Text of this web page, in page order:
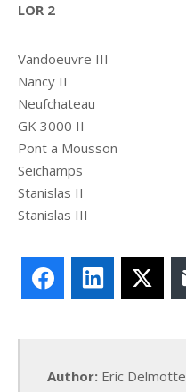
LOR 2
Vandoeuvre III
Nancy II
Neufchateau
GK 3000 II
Pont a Mousson
Seichamps
Stanislas II
Stanislas III
FacebookLinkedIn
Author: Eric Delmotte